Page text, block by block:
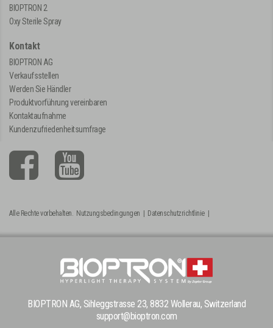
BIOPTRON 2
Oxy Sterile Spray
Kontakt
BIOPTRON AG
Verkaufsstellen
Werden Sie Händler
Produktvorführung vereinbaren
Kontaktaufnahme
Kundenzufriedenheitsumfrage
Alle Rechte vorbehalten. Nutzungsbedingungen | Datenschutzrichtlinie|
BIOPTRON AG, Sihleggstrasse 23, 8832 Wollerau, Switzerland
support@bioptron.com